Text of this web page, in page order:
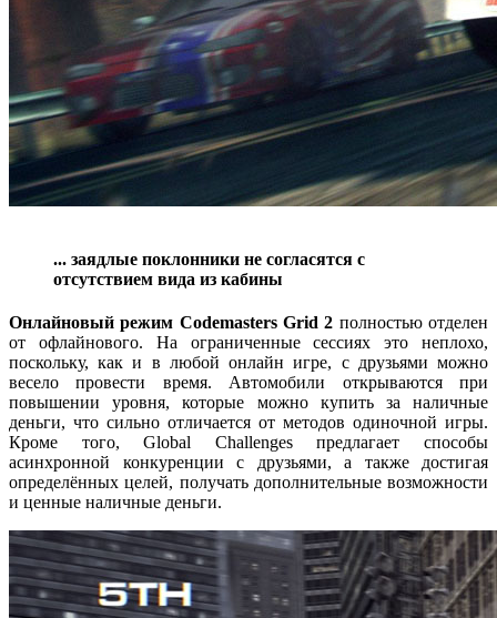
... заядлые поклонники не согласятся с
отсутствием вида из кабины
Онлайновый режим Codemasters Grid 2 полностью отделен
от офлайнового. На ограниченные сессиях это неплохо,
поскольку, как и в любой онлайн игре, с друзьями можно
весело провести время. Автомобили открываются при
повышении уровня, которые можно купить за наличные
деньги, что сильно отличается от методов одиночной игры.
Кроме того, Global Challenges предлагает способы
асинхронной конкуренции с друзьями, а также достигая
определённых целей, получать дополнительные возможности
и ценные наличные деньги.